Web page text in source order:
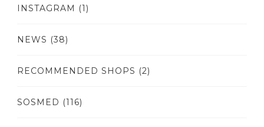
INSTAGRAM (1)
NEWS (38)
RECOMMENDED SHOPS (2)
SOSMED (116)